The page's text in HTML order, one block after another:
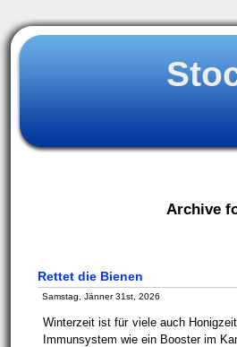
Archive
Rettet die Bienen
Samstag, Jänner 31st, 2026
Winterzeit ist für viele auch
Immunsystem wie ein Booster im